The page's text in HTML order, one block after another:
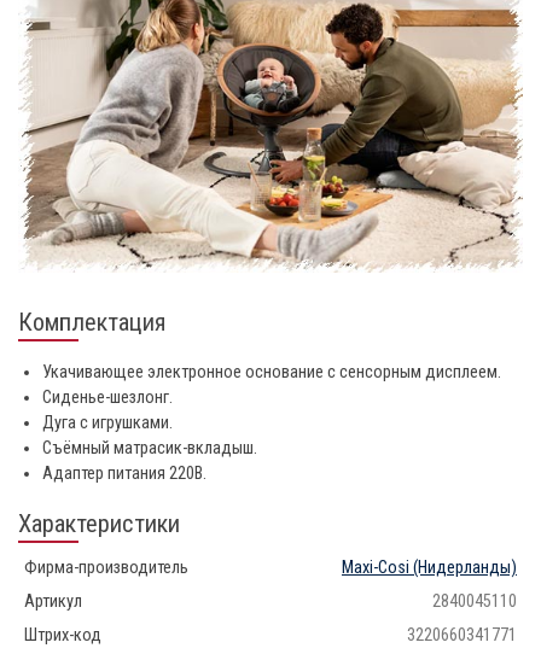
Комплектация
Укачивающее электронное основание с сенсорным дисплеем.
Сиденье-шезлонг.
Дуга с игрушками.
Съёмный матрасик-вкладыш.
Адаптер питания 220В.
Характеристики
Фирма-производитель Maxi-Cosi (Нидерланды)
Артикул
2840045110
Штрих-код
3220660341771